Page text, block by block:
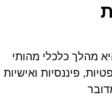
מהלך כלכלי מהותי
פיננסיות ואישיות